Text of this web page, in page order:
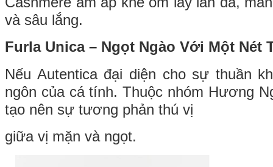
và sâu lắng.
Furla Unica – Ngọt Ngào Với Một Nét
Nếu Autentica đại diện cho sự thuần
ngôn của cá tính. Thuộc nhóm Hương
tạo nên sự tương phản thú vị
giữa vị mặn và ngọt.